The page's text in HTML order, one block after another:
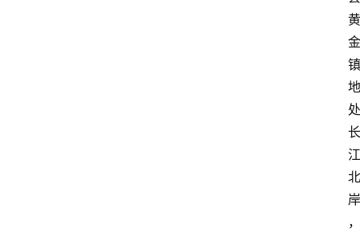
黄
金
镇
地
处
长
江
北
岸
，